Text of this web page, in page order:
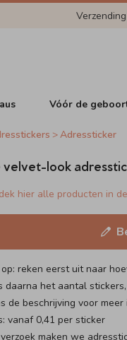
Vóór de
Adressticker
velvet-look
hier alle producten in
reken eerst uit naar
daarna het aantal
de beschrijving voor meer
vanaf 0,41 per sticker
maken we